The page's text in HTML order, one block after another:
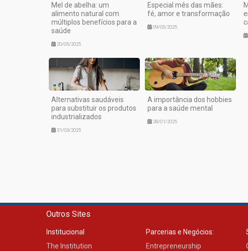
Mel de abelha: um
alimento natural com
múltiplos benefícios para a
saúde
20/05/2025
Especial mês das mães:
fé, amor e transformação
09/05/2025
Alternativas saudáveis
para substituir os produtos
industrializados
31/03/2025
A importância dos hobbies
para a saúde mental
28/01/2025
Outros Sites
Institucional
The Institution
Parcerias e Negócios:
Entrepreneurship